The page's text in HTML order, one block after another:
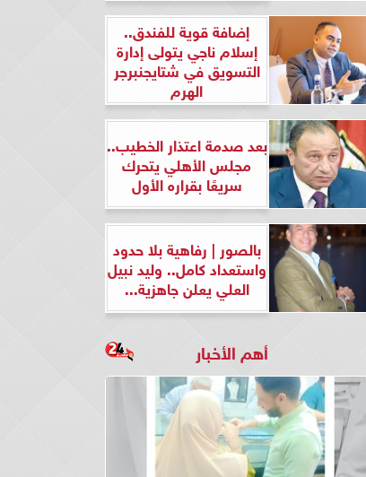
إضافة قوية للفندق..
إسلام ناجي يتولى إدارة
التسويق في شتايجنبرجر
الهرم
بعد صدمة اعتذار الخطيب..
مجلس الأهلي يتحرك
سريعًا بقراره الأول
بالصور | رفاهية بلا حدود
واستعداد كامل.. وليد نبيل
العلي يعلن جاهزية...
أهم الأخبار